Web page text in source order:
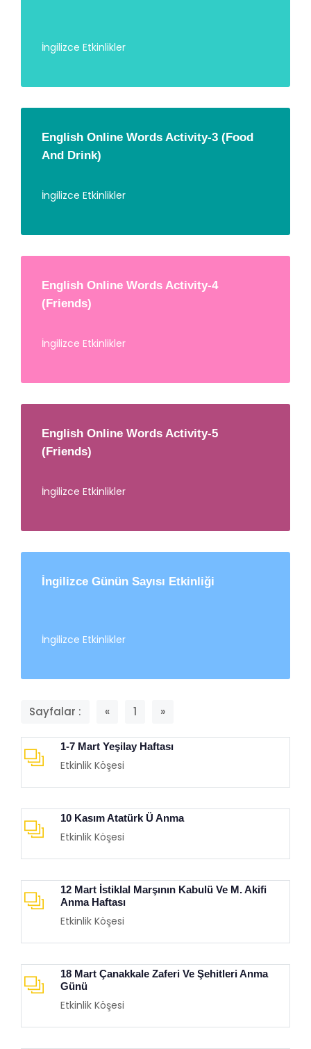
İngilizce Etkinlikler
English Online Words Activity-3 (Food
And Drink)
İngilizce Etkinlikler
English Online Words Activity-4
(Friends)
İngilizce Etkinlikler
English Online Words Activity-5
(Friends)
İngilizce Etkinlikler
İngilizce Günün Sayısı Etkinliği
İngilizce Etkinlikler
Sayfalar : « 1 »
1-7 Mart Yeşilay Haftası
Etkinlik Köşesi
10 Kasım Atatürk Ü Anma
Etkinlik Köşesi
12 Mart İstiklal Marşının Kabulü Ve M. Akifi
Anma Haftası
Etkinlik Köşesi
18 Mart Çanakkale Zaferi Ve Şehitleri Anma
Günü
Etkinlik Köşesi